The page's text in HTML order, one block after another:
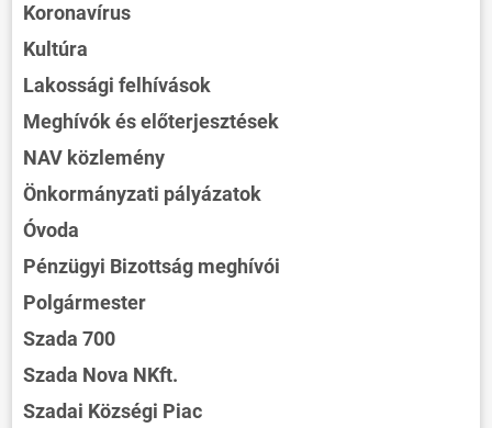
Koronavírus
Kultúra
Lakossági felhívások
Meghívók és előterjesztések
NAV közlemény
Önkormányzati pályázatok
Óvoda
Pénzügyi Bizottság meghívói
Polgármester
Szada 700
Szada Nova NKft.
Szadai Községi Piac